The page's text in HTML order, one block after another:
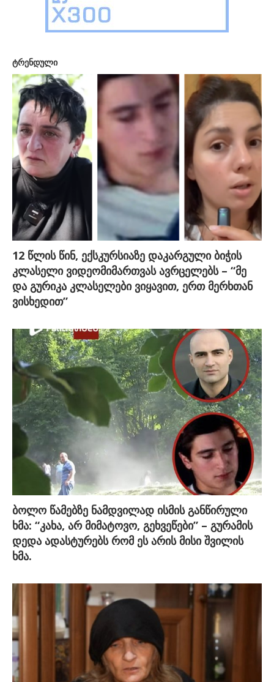
ტრენდული
12 წლის წინ, ექსკურსიაზე დაკარგული ბიჭის
კლასელი ვიდეომიმართვას ავრცელებს – “მე
და გურიკა კლასელები ვიყავით, ერთ მერხთან
ვისხედით”
ბოლო წამებზე ნამდვილად ისმის განწირული
ხმა: “კახა, არ მიმატოვო, გეხვეწები” – გურამის
დედა ადასტურებს რომ ეს არის მისი შვილის
ხმა.